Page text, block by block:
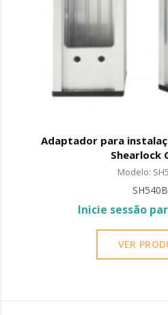
Adaptador para
Shearlock
Modelo:
Inicie sessão
VER